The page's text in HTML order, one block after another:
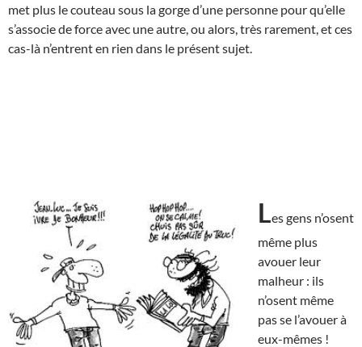
met plus le couteau sous la gorge d’une personne pour qu’elle
s’associe de force avec une autre, ou alors, très rarement, et ces
cas-là n’entrent en rien dans le présent sujet.
Les gens n’osent
même plus
avouer leur
malheur : ils
n’osent même
pas se l’avouer à
eux-mêmes !